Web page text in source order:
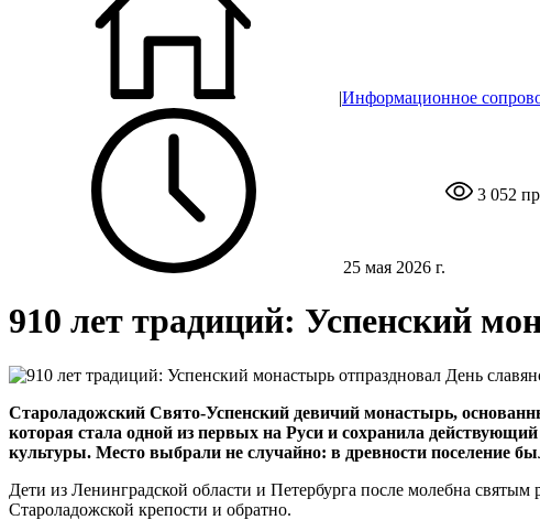
|Информационное
25 мая 2026 г.
3 052
910 лет традиций: Успенский
Староладожский Свято-Успенский девичий монастырь,
которая стала одной из первых на Руси и сохранила
культуры. Место выбрали не случайно: в древности поселение
Дети из Ленинградской области и Петербурга после молебна
Староладожской крепости и обратно.